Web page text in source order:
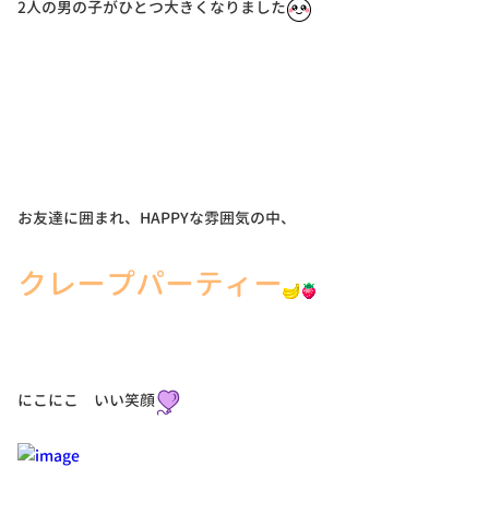
2人の男の子がひとつ大きくなりました
お友達に囲まれ、HAPPYな雰囲気の中、
クレープパーティー
にこにこ いい笑顔